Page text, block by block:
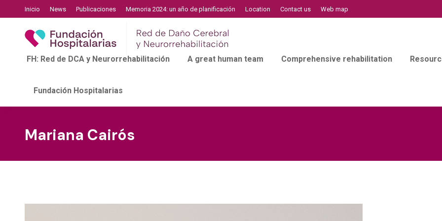
Inicio News Publicaciones Memoria 2024: un año de planificación Location Contact us Web map
FH: Red de DCA y Neurorrehabilitación A great human team Comprehensive rehabilitation
Fundación Hospitalarias
Mariana Cairós